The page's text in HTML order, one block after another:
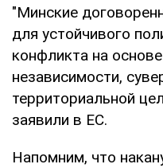
"Минские
для устойчивого
конфликта на
независимости,
территориальной
заявили в ЕС.
Напомним, что